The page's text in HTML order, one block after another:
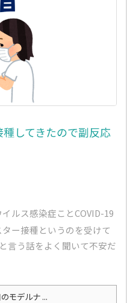
してきたので副反応
ルス感染症ことCOVID-19
ー接種というのを受けて
言う話をよく聞いて不安だ
モデルナ ...